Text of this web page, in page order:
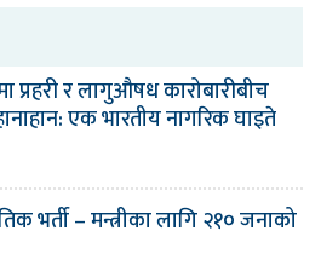
प्रहरी र लागुऔषध कारोबारीबीच
एक भारतीय नागरिक घाइते
भर्ती – मन्त्रीका लागि २१० जनाको